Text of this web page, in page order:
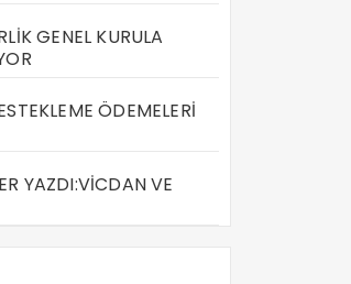
GENEL KURULA
ÖDEMELERİ
YAZDI:VİCDAN VE